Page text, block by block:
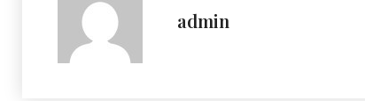
admin